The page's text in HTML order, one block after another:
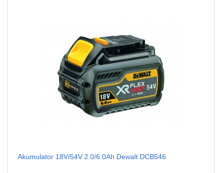
Akumulator 18V/54V 2.0/6.0Ah Dewalt DCB546